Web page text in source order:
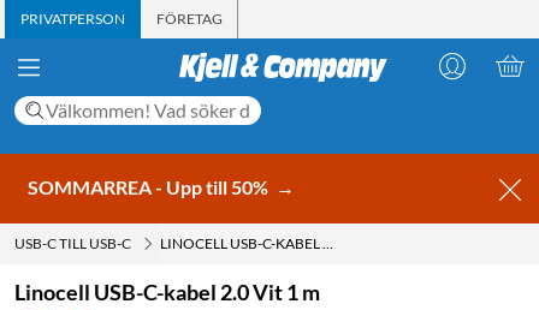
PRIVATPERSON FÖRETAG
SOMMARREA - Upp till 50% →
USB-C TILL USB-C LINOCELL USB-C-KABEL 2.0 VIT 1 M
Linocell USB-C-kabel 2.0 Vit 1 m